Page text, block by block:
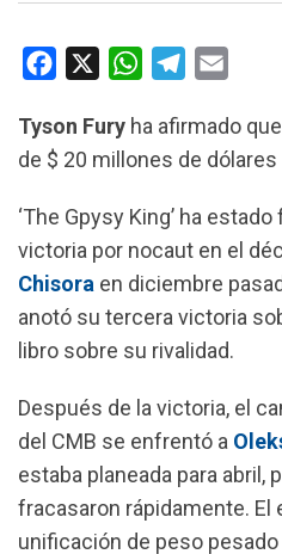
c
e
o
o
k
W
a
t
A
p
p
l
e
r
a
m
a
i
Tyson Fury ha afirmado
de $ 20 millones de
‘The Gpysy King’ ha
victoria por nocaut en el
Chisora ​​en diciembre
anotó su tercera victoria
libro sobre su rivalidad.
Después de la victoria, el
del CMB se enfrentó a
estaba planeada para abril,
fracasaron rápidamente.
unificación de peso